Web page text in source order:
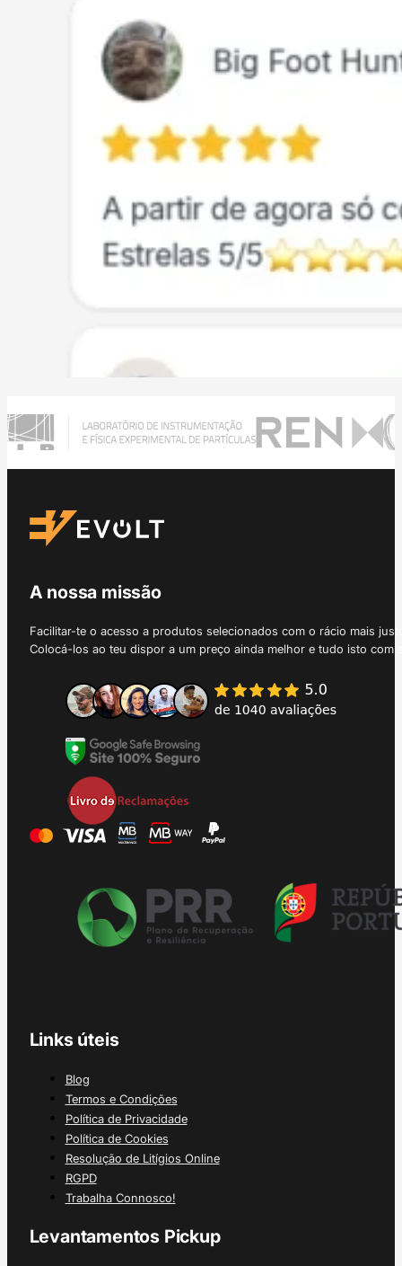
A nossa missão
Facilitar-te o acesso a produtos selecionados com o rácio mais
Colocá-los ao teu dispor a um preço ainda melhor e tudo isto
Links úteis
Blog
Termos e Condições
Política de Privacidade
Política de Cookies
Resolução de Litígios Online
RGPD
Trabalha Connosco!
Levantamentos Pickup